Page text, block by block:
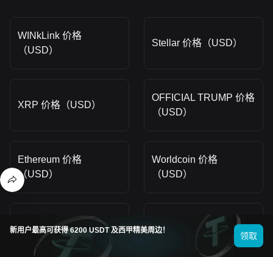
WINkLink 价格
（USD）
Stellar 价格（USD）
XRP 价格（USD）
OFFICIAL TRUMP 价格
（USD）
Ethereum 价格
（USD）
Worldcoin 价格
（USD）
（USD）
Kaspa 价格（USD）
新用户最高可获得 6200 USDT 及西甲精美周边！
领取